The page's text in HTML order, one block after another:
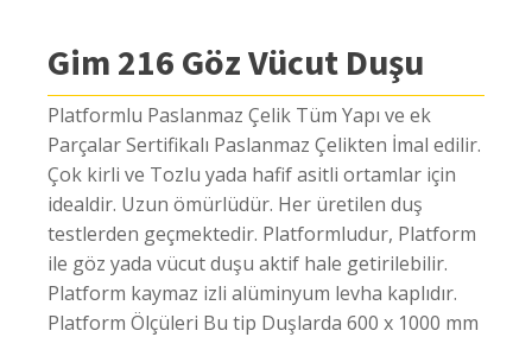
Gim 216 Göz Vücut Duşu
Platformlu Paslanmaz Çelik Tüm Yapı ve ek
Parçalar Sertifikalı Paslanmaz Çelikten İmal edilir.
Çok kirli ve Tozlu yada hafif asitli ortamlar için
idealdir. Uzun ömürlüdür. Her üretilen duş
testlerden geçmektedir. Platformludur, Platform
ile göz yada vücut duşu aktif hale getirilebilir.
Platform kaymaz izli alüminyum levha kaplıdır.
Platform Ölçüleri Bu tip Duşlarda 600 x 1000 mm